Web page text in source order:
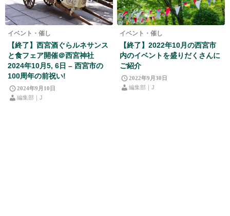
イベント・催し
【終了】西宮酒ぐらルネサンス
と食フェア開催＠西宮神社
2024年10月5, 6日 – 西宮市の
100周年の前祝い!
2024年9月10日
編集部｜J
イベント・催し
【終了】2022年10月の西宮市
内のイベントを盛りだくさんに
ご紹介
2022年9月30日
編集部｜J